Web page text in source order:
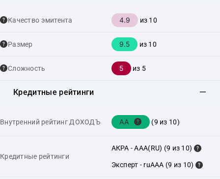
Качество эмитента 4.9 из 10
Размер 9.5 из 10
Сложность 5 из 5
Кредитные рейтинги
Внутренний рейтинг ДОХОДЪ AA (9 из 10)
Кредитные рейтинги
АКРА - AAA(RU) (9 из 10)
Эксперт - ruAAA (9 из 10)